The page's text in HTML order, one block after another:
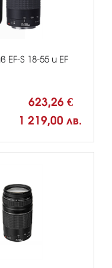
S 18-55 и EF
623,26 €
1 219,00 лв.